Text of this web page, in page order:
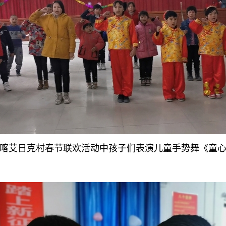
艾日克村春节联欢活动中孩子们表演儿童手势舞《童